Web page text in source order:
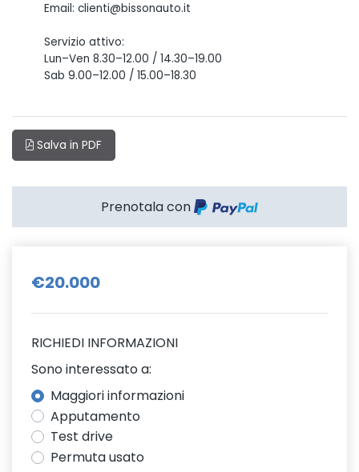
Email: clienti@bissonauto.it
Servizio attivo:
Lun–Ven 8.30–12.00 / 14.30–19.00
Sab 9.00–12.00 / 15.00–18.30
Salva in PDF
Prenotala con
€20.000
RICHIEDI INFORMAZIONI
Sono interessato a:
Maggiori informazioni
Apputamento
Test drive
Permuta usato